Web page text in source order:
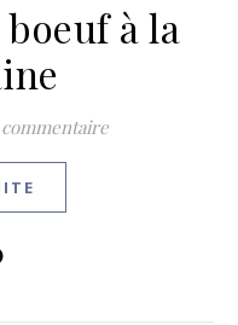
à la